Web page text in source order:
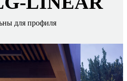
для профиля